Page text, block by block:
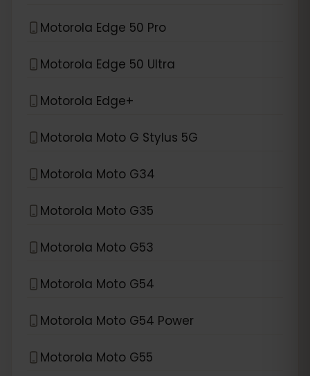
Motorola Edge 50 Pro
Motorola Edge 50 Ultra
Motorola Edge+
Motorola Moto G Stylus 5G
Motorola Moto G34
Motorola Moto G35
Motorola Moto G53
Motorola Moto G54
Motorola Moto G54 Power
Motorola Moto G55